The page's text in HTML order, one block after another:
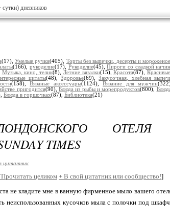
сутки) дневников
(17), Умелые ручки(405), Торты без выпечки, десерты и
(166), рукоделие(17), Рукоделие(45),Пироги со сладкой
Музыка, кино, телик(8), Летние вязалки(15), Красота(87),
цитаты(48),Здоровье(69),Закусочная, хлебная
(158),Вязаные аксессуары(1124),Вязание для мужчин
пригодится(90), Блюда из рыбы и морепродуктов(800),
Блюда в горшочках(87), Библиотека(21)
TIMES
цитатник
[Прочитать целиком + В свой цитатник или сообщество!]
не кладите мне в ванную фирменное мыло вашего
неиспользованных кусочков мыла с полочки под